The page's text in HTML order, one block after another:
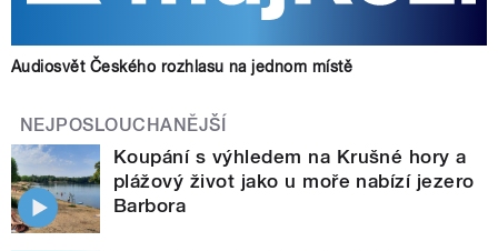
Audiosvět Českého rozhlasu na jednom místě
NEJPOSLOUCHANĚJŠÍ
Koupání s výhledem na Krušné hory a
plážový život jako u moře nabízí jezero
Barbora